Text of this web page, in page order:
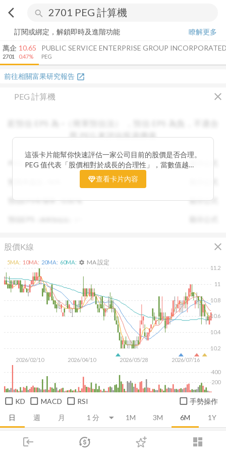
arrow_back_ios search
login dashboard
市場 登入
訂閱或綁定，解鎖即時及進階功能
瞭解更多
萬企
2701
10.65
0.47%
PUBLIC SERVICE ENTERPRISE GROUP
PEG
前往相關富果研究報告 open_in_new
PEG 計算機 close
用 PEG 來評估投資價值
PEG :N/A
預估EPS年增率 :0.00% 顯示公式
這張卡片能幫你快速評估一家公司目前的股價是否合理。
PEG 值代表「股價相對於成長的合理性」，當數值越
低，通常表示股票價格尚未充分反映公司未來的獲利成長
潛力，具備投資吸引力。 卡片同時顯示預估 EPS、年增
查看卡片內容
股價K線 close
日 週 月 1M 3M 6M 1Y
2026/02/10 2026/04/10 2026/05/28 2026/07/16
10.2
10.4
10.6
10.8
11
11.2
200
400
5MA: 10MA: 20MA: 60MA: settings MA 設定
KD MACD RSI 手勢操作
推薦卡片 技術面 消息面 財務報